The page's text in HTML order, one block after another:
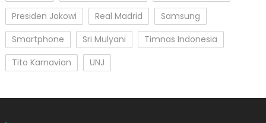
Presiden Jokowi
Real Madrid
Samsung
Smartphone
Sri Mulyani
Timnas Indonesia
Tito Karnavian
UNJ